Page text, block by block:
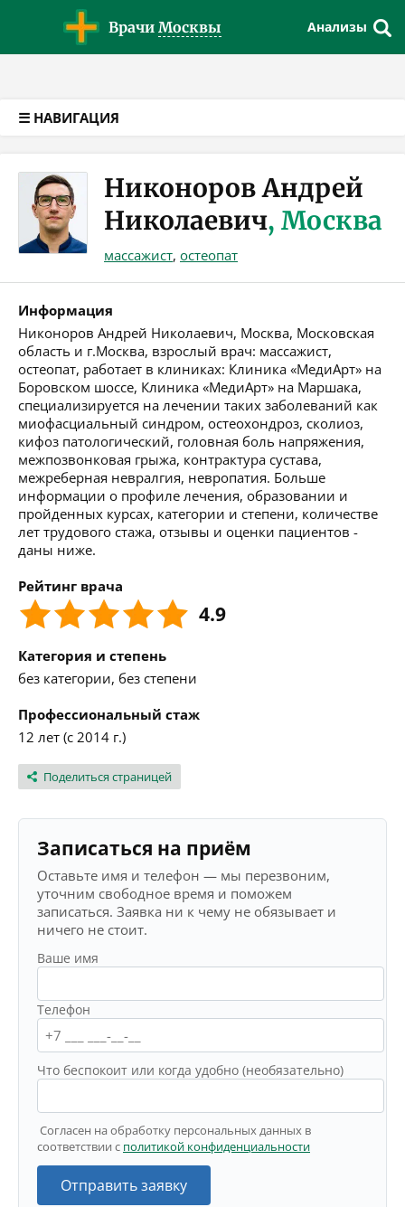
Врачи Москвы Анализы
☰ НАВИГАЦИЯ
Никоноров Андрей
Николаевич, Москва
массажист, остеопат
Информация
Никоноров Андрей Николаевич, Москва, Московская
область и г.Москва, взрослый врач: массажист,
остеопат, работает в клиниках: Клиника «МедиАрт» на
Боровском шоссе, Клиника «МедиАрт» на Маршака,
специализируется на лечении таких заболеваний как
миофасциальный синдром, остеохондроз, сколиоз,
кифоз патологический, головная боль напряжения,
межпозвонковая грыжа, контрактура сустава,
межреберная невралгия, невропатия. Больше
информации о профиле лечения, образовании и
пройденных курсах, категории и степени, количестве
лет трудового стажа, отзывы и оценки пациентов -
даны ниже.
Рейтинг врача
4.9
Категория и степень
без категории, без степени
Профессиональный стаж
12 лет (с 2014 г.)
Поделиться страницей
Записаться на приём
Оставьте имя и телефон — мы перезвоним,
уточним свободное время и поможем
записаться. Заявка ни к чему не обязывает и
ничего не стоит.
Ваше имя
Телефон
Что беспокоит или когда удобно (необязательно)
Согласен на обработку персональных данных в
соответствии с политикой конфиденциальности
Отправить заявку